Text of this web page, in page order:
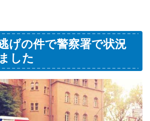
げの件で警察署で状況
した